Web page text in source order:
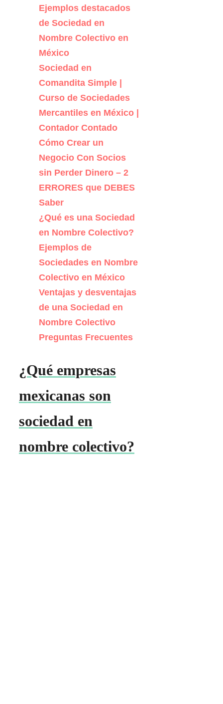
Ejemplos destacados
de Sociedad en
Nombre Colectivo en
México
Sociedad en
Comandita Simple |
Curso de Sociedades
Mercantiles en México |
Contador Contado
Cómo Crear un
Negocio Con Socios
sin Perder Dinero – 2
ERRORES que DEBES
Saber
¿Qué es una Sociedad
en Nombre Colectivo?
Ejemplos de
Sociedades en Nombre
Colectivo en México
Ventajas y desventajas
de una Sociedad en
Nombre Colectivo
Preguntas Frecuentes
¿Qué empresas
mexicanas son
sociedad en
nombre colectivo?